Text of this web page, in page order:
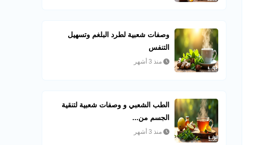
وصفات شعبية لطرد البلغم وتسهيل
التنفس
منذ 3 أشهر
الطب الشعبي و وصفات شعبية لتنقية
الجسم من...
منذ 3 أشهر